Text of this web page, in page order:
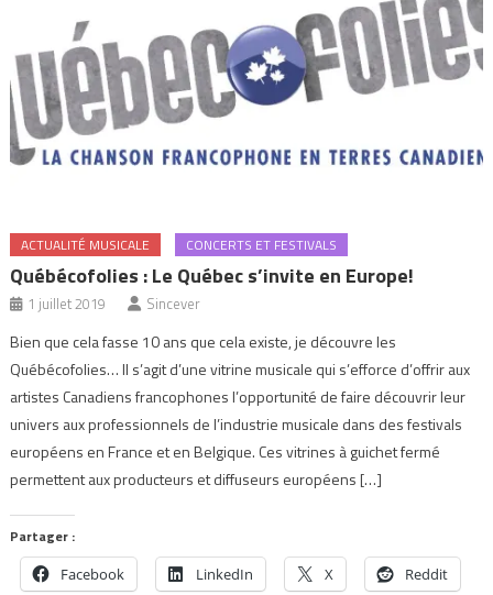
ACTUALITÉ MUSICALE CONCERTS ET FESTIVALS
Québécofolies : Le Québec s’invite en Europe!
1 juillet 2019 Sincever
Bien que cela fasse 10 ans que cela existe, je découvre les
Québécofolies… Il s’agit d’une vitrine musicale qui s’efforce d’offrir aux
artistes Canadiens francophones l’opportunité de faire découvrir leur
univers aux professionnels de l’industrie musicale dans des festivals
européens en France et en Belgique. Ces vitrines à guichet fermé
permettent aux producteurs et diffuseurs européens […]
Partager :
Facebook LinkedIn X Reddit